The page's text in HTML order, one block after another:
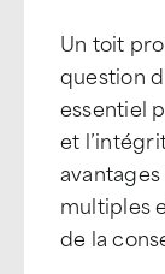
Un toit
question
essentiel
et
multiples
de la